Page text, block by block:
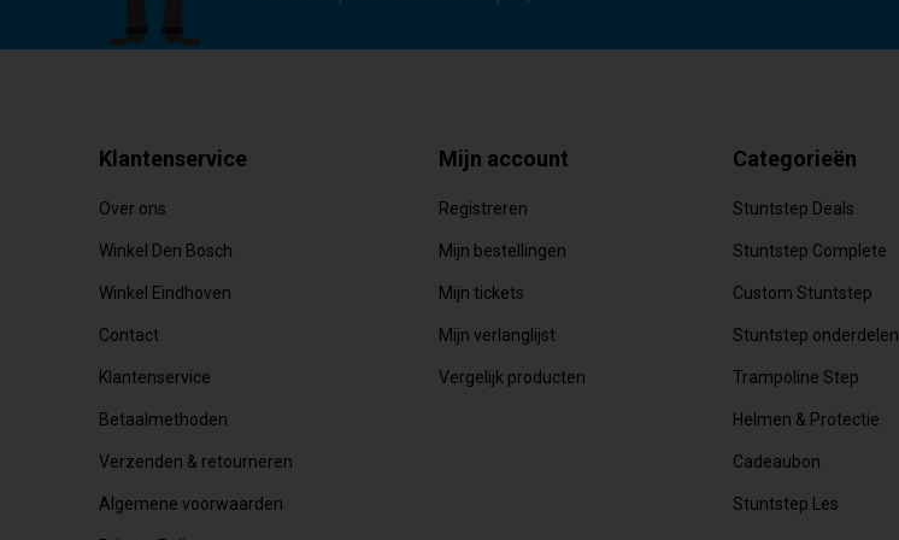
Klantenservice
Over ons
Winkel Den Bosch
Winkel Eindhoven
Contact
Klantenservice
Betaalmethoden
Verzenden & retourneren
Algemene voorwaarden
Mijn account
Registreren
Mijn bestellingen
Mijn tickets
Mijn verlanglijst
Vergelijk producten
Categorieën
Stuntstep Deals
Stuntstep Complete
Custom Stuntstep
Stuntstep onderdelen
Trampoline Step
Helmen & Protectie
Cadeaubon
Stuntstep Les